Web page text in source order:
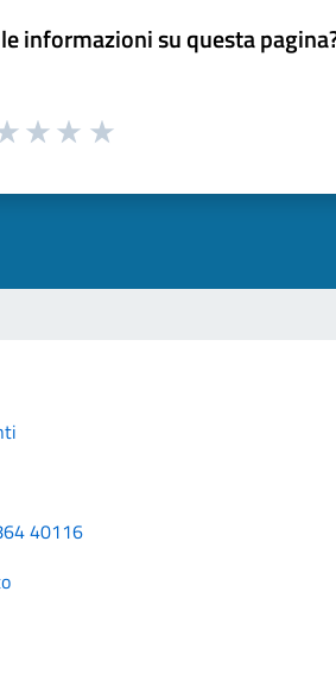
informazioni su questa
40116